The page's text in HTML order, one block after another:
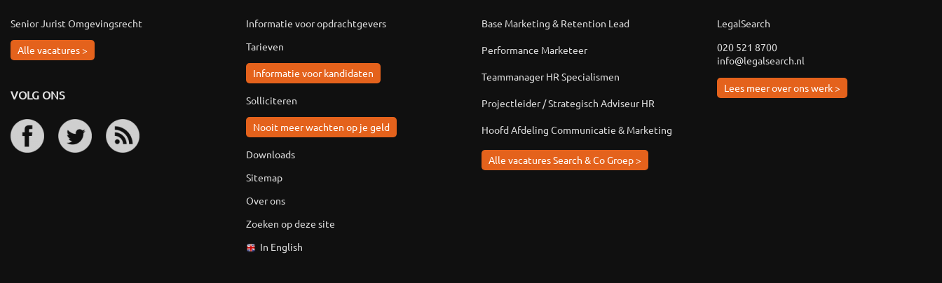
Senior Jurist Omgevingsrecht
Alle vacatures >
VOLG ONS
Informatie voor opdrachtgevers
Tarieven
Informatie voor kandidaten
Solliciteren
Nooit meer wachten op je geld
Downloads
Sitemap
Over ons
Zoeken op deze site
In English
Base Marketing & Retention Lead
Performance Marketeer
Teammanager HR Specialismen
Projectleider / Strategisch Adviseur HR
Hoofd Afdeling Communicatie & Marketing
Alle vacatures Search & Co Groep >
LegalSearch
020 521 8700
info@legalsearch.nl
Lees meer over ons werk >